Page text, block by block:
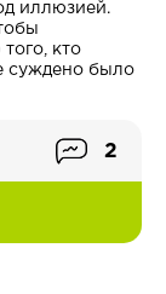
иллюзией.
кто
суждено было
2